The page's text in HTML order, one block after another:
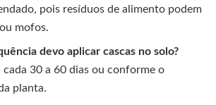
pois resíduos de alimento podem
mofos.
devo aplicar cascas no solo?
cada 30 a 60 dias ou conforme o
planta.